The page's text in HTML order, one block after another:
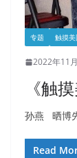
专题 触摸美
2022年11
《触
孙燕 晒博
Read